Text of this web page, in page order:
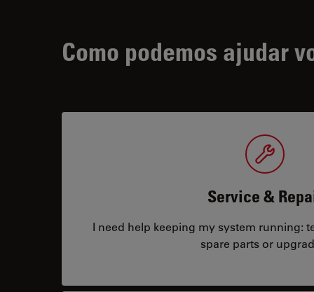
Como podemos ajudar
Service &
I need help keeping my system running:
spare parts or